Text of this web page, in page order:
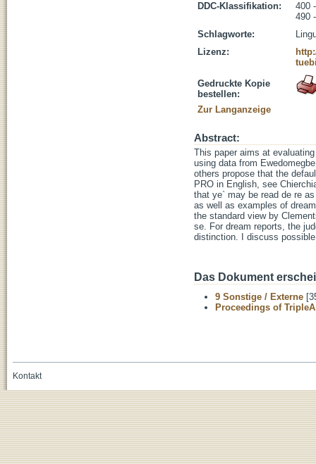
DDC-Klassifikation:
400
490
Schlagworte:
Lizenz:
Gedruckte Kopie
bestellen:
Zur Langanzeige
Abstract:
This paper aims at
using data from
others propose that the
PRO in English, see
that ye` may be read de re
as well as examples of
the standard view by
se. For dream reports, the
distinction. I discuss
Das Dokument
9 Sonstige / Externe
Proceedings of
Kontakt